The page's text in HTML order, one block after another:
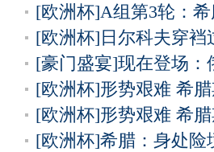
[欧洲杯]A组第3轮：
[欧洲杯]日尔科夫穿裆
[豪门盛宴]现在登场：
[欧洲杯]形势艰难 希
[欧洲杯]形势艰难 希
[欧洲杯]希腊：身处险